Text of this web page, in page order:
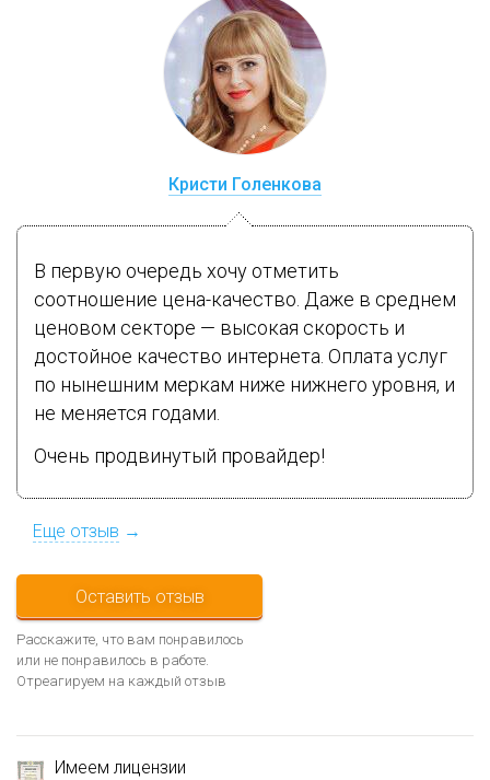
Кристи Голенкова
В первую очередь хочу отметить
соотношение цена-качество. Даже в среднем
ценовом секторе — высокая скорость и
достойное качество интернета. Оплата услуг
по нынешним меркам ниже нижнего уровня, и
не меняется годами.
Очень продвинутый провайдер!
Еще отзыв
Оставить отзыв
Расскажите, что вам понравилось
или не понравилось в работе.
Отреагируем на каждый отзыв
Имеем лицензии